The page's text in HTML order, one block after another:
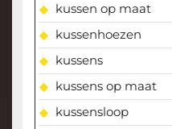
kussen op maat
kussenhoezen
kussens
kussens op maat
kussensloop